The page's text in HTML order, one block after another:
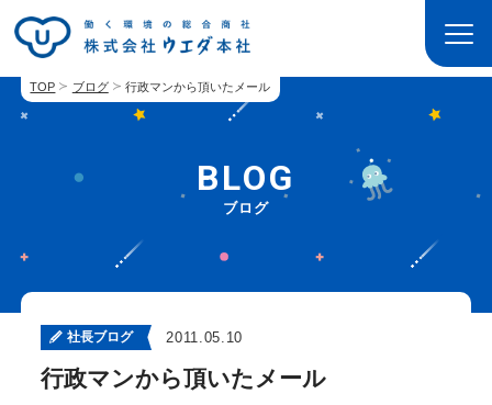
TOP ブログ 行政マンから頂いたメール
BLOG
ブログ
社長ブログ 2011.05.10
行政マンから頂いたメール